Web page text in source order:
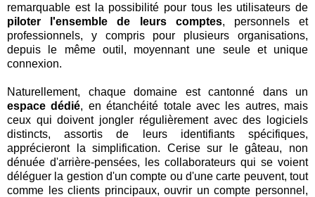
remarquable est la possibilité pour tous les utilisateurs de
piloter l'ensemble de leurs comptes, personnels et
professionnels, y compris pour plusieurs organisations,
depuis le même outil, moyennant une seule et unique
connexion.
Naturellement, chaque domaine est cantonné dans un
espace dédié, en étanchéité totale avec les autres, mais
ceux qui doivent jongler régulièrement avec des logiciels
distincts, assortis de leurs identifiants spécifiques,
apprécieront la simplification. Cerise sur le gâteau, non
dénuée d'arrière-pensées, les collaborateurs qui se voient
déléguer la gestion d'un compte ou d'une carte peuvent, tout
comme les clients principaux, ouvrir un compte personnel,